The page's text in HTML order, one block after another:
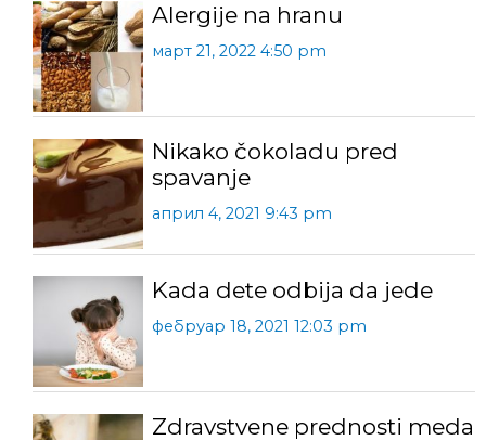
Alergije na hranu
март 21, 2022 4:50 pm
Nikako čokoladu pred
spavanje
април 4, 2021 9:43 pm
Kada dete odbija da jede
фебруар 18, 2021 12:03 pm
Zdravstvene prednosti meda